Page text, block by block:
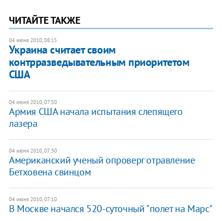
ЧИТАЙТЕ ТАКЖЕ
04 июня 2010, 08:15
Украина считает своим
контрразведывательным приоритетом
США
04 июня 2010, 07:50
Армия США начала испытания слепящего
лазера
04 июня 2010, 07:30
Американский ученый опроверг отравление
Бетховена свинцом
04 июня 2010, 07:10
В Москве начался 520-суточный "полет на Марс"